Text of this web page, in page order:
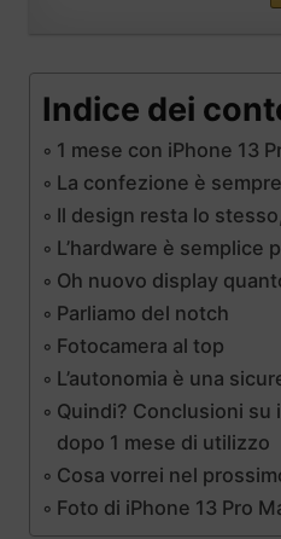
Indice dei
1 mese con iPhone 13
La confezione è
Il design resta lo
L’hardware è semplice
Oh nuovo display
Parliamo del notch
Fotocamera al top
L’autonomia è una
Quindi? Conclusioni su
dopo 1 mese di utilizzo
Cosa vorrei nel
Foto di iPhone 13 Pro